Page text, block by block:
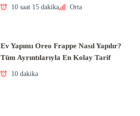
10 saat 15 dakika Orta
Ev Yapımı Oreo Frappe Nasıl Yapılır?
Tüm Ayrıntılarıyla En Kolay Tarif
10 dakika